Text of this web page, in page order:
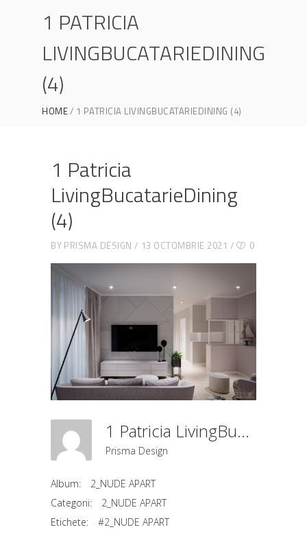
1 PATRICIA
LIVINGBUCATARIEDINING
(4)
HOME 1 PATRICIA LIVINGBUCATARIEDINING (4)
1 Patricia
LivingBucatarieDining
(4)
BY PRISMA DESIGN 13 OCTOMBRIE 2021 0
1 Patricia LivingBucatarieDining (4)
Prisma Design
Album:
2_NUDE APART
Categorii:
2_NUDE APART
Etichete:
#2_NUDE APART